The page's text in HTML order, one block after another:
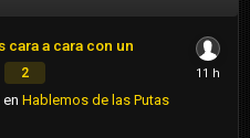
cara a cara con un
2
en Hablemos de las Putas